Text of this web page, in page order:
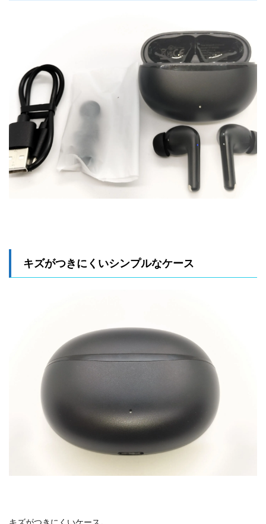
キズがつきにくいシンプルなケース
キズがつきにくいケース。